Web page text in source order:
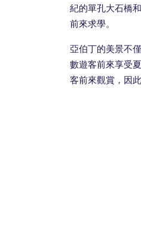
紀的單孔大石橋
前來求學。
亞伯丁的美景不
數遊客前來享受
客前來觀賞，因